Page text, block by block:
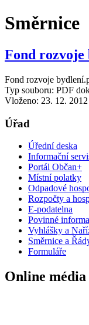
Směrnice
Fond rozvoje
Fond rozvoje
Typ souboru: PDF
Vloženo: 23. 12. 2012
Úřad
Úřední deska
Informační
Portál Občan+
Místní polatky
Odpadové
Rozpočty a
E-podatelna
Povinné
Vyhlášky a
Směrnice a
Formuláře
Online média